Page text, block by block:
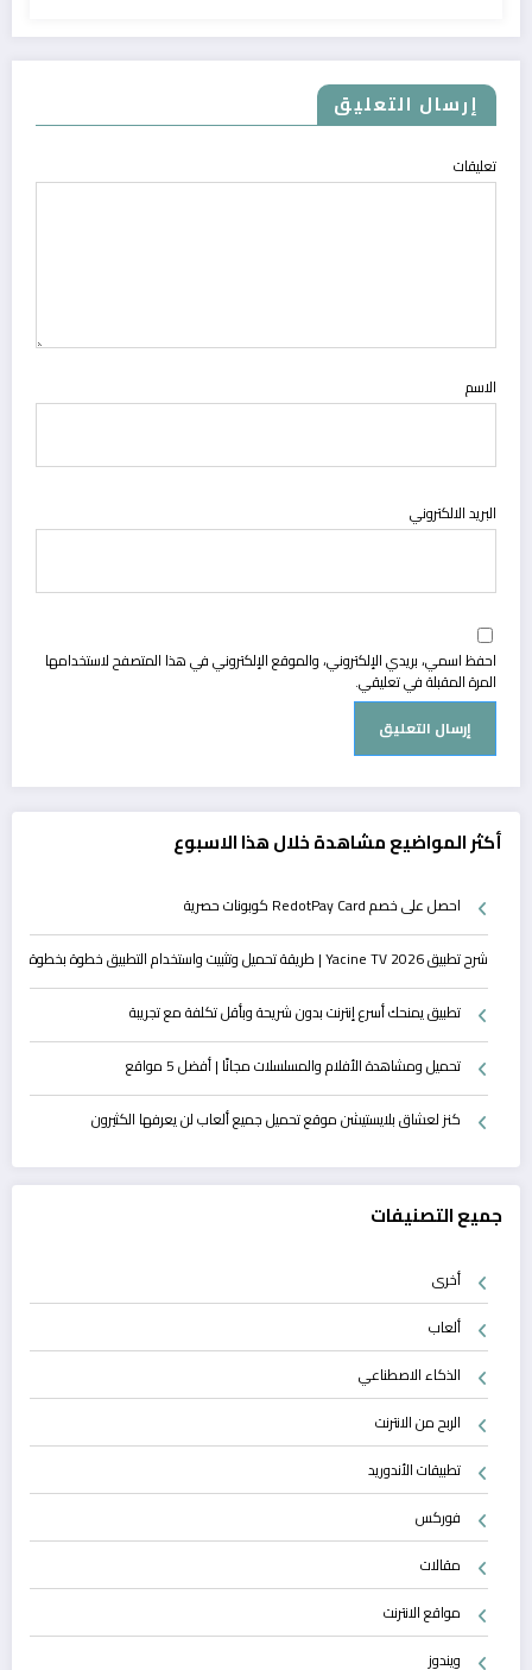
إرسال التعليق
تعليقات
الاسم
البريد الالكتروني
احفظ اسمي، بريدي الإلكتروني، والموقع الإلكتروني في هذا المتصفح لاستخدامها
المرة المقبلة في تعليقي.
أكثر المواضيع مشاهدة خلال هذا الاسبوع
احصل على خصم RedotPay Card كوبونات حصرية
شرح تطبيق Yacine TV 2026 | طريقة تحميل وتثبيت واستخدام التطبيق خطوة بخطوة
تطبيق يمنحك أسرع إنترنت بدون شريحة وبأقل تكلفة مع تجريبة
تحميل ومشاهدة الأفلام والمسلسلات مجانًا | أفضل 5 مواقع
كنز لعشاق بلايستيشن موقع تحميل جميع ألعاب لن يعرفها الكثيرون
جميع التصنيفات
أخرى
ألعاب
الذكاء الاصطناعي
الربح من الانترنت
تطبيقات الأندوريد
فوركس
مقالات
مواقع الانترنت
ويندوز